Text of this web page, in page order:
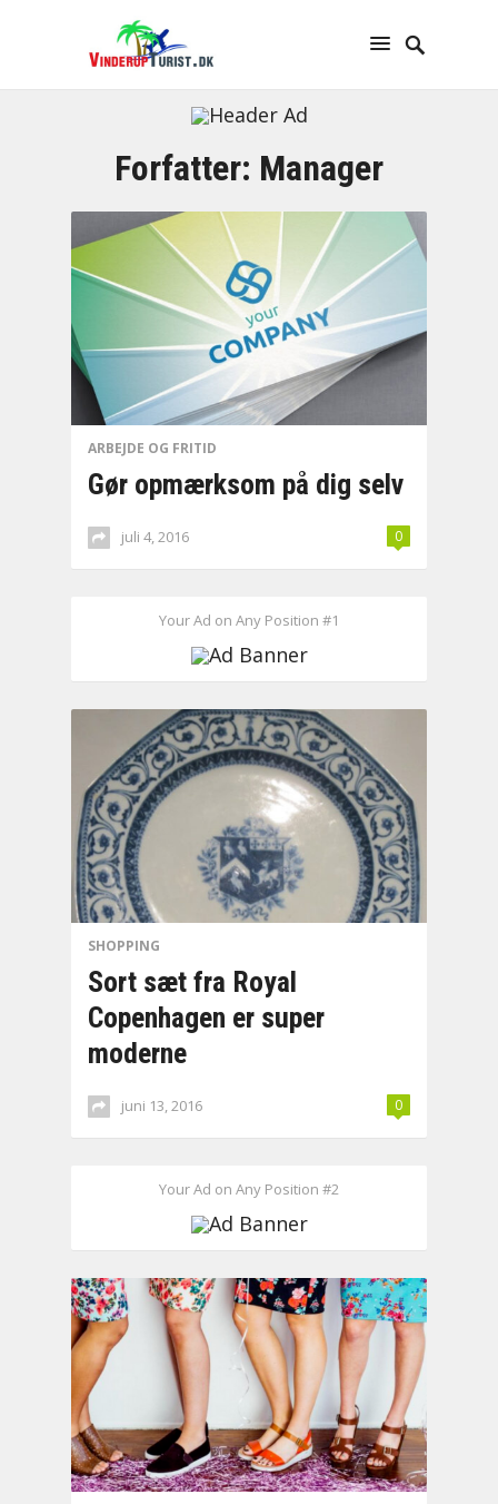
Forfatter: Manager
ARBEJDE OG FRITID
Gør opmærksom på dig selv
juli 4, 2016 0
Your Ad on Any Position #1
SHOPPING
Sort sæt fra Royal
Copenhagen er super
moderne
juni 13, 2016 0
Your Ad on Any Position #2